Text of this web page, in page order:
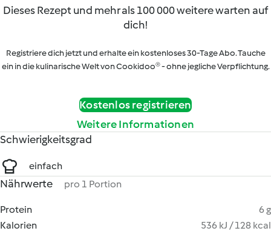
Dieses Rezept und mehr als 100 000 weitere warten auf
dich!
Registriere dich jetzt und erhalte ein kostenloses 30-Tage Abo. Tauche
ein in die kulinarische Welt von Cookidoo® - ohne jegliche Verpflichtung.
Kostenlos registrieren
Weitere Informationen
Schwierigkeitsgrad
einfach
Nährwerte pro 1 Portion
Protein
6 g
Kalorien
536 kJ / 128 kcal